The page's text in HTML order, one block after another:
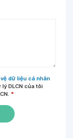
dữ liệu cá nhân
DLCN của tôi
*